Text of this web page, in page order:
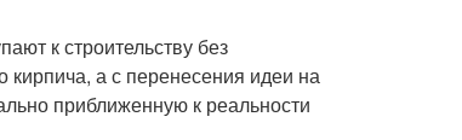
к строительству без
кирпича, а с перенесения идеи на
приближенную к реальности